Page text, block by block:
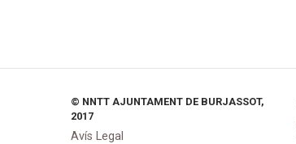
© NNTT AJUNTAMENT DE BURJASSOT,
2017
Avís Legal